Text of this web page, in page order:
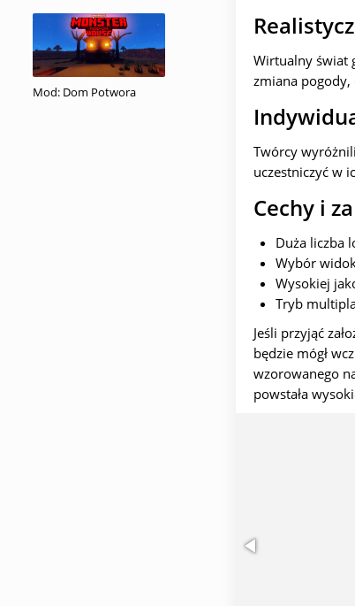
Mod: Dom Potwora
Wirtualny świat
zmiana pogody,
Twórcy
uczestniczyć w
Cechy i
Duża liczba
Wybór
Wysokiej
Tryb
Jeśli przyjąć
będzie mógł
wzorowanego
powstała